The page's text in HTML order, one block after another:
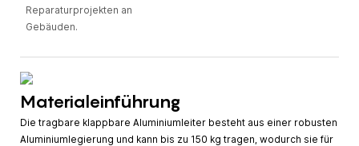
Reparaturprojekten an
Gebäuden.
Materialeinführung
Die tragbare klappbare Aluminiumleiter besteht aus einer robusten
Aluminiumlegierung und kann bis zu 150 kg tragen, wodurch sie für